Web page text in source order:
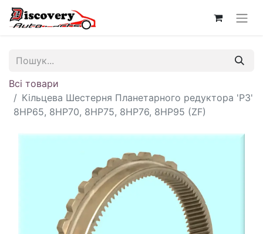
Всі товари
Кільцева Шестерня Планетарного редуктора 'P3'
8HP65, 8HP70, 8HP75, 8HP76, 8HP95 (ZF)